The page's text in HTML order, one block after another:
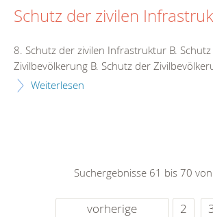
Schutz der zivilen
8. Schutz der zivilen Infrastruktur B.
Zivilbevölkerung B. Schutz der
Weiterlesen
Suchergebnisse 61 bis 70
vorherige 2